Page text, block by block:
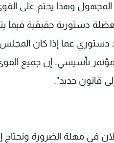
من آذار تعني أننا دخلنا في المجهول وهذا يحتم على
دستورية حقيقية فيما
دستوري عما إذا كان المجلس
تأسيسي. إن جميع
قانون جديد".
في مهلة الضرورة ونحتاج